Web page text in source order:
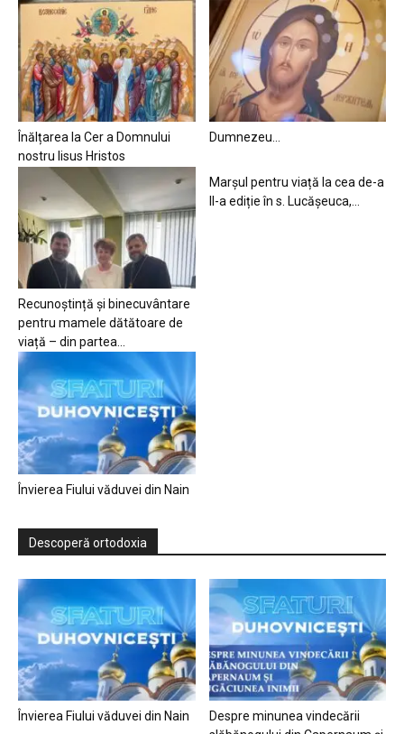
Înălțarea la Cer a Domnului
nostru Iisus Hristos
Dumnezeu…
Recunoștință și binecuvântare
pentru mamele dătătoare de
viață – din partea...
Marșul pentru viață la cea de-a
II-a ediție în s. Lucășeuca,...
Învierea Fiului văduvei din Nain
Descoperă ortodoxia
Învierea Fiului văduvei din Nain
Despre minunea vindecării